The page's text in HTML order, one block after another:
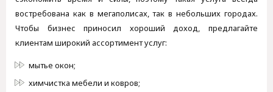
востребована как в мегаполисах, так в небольших городах.
Чтобы бизнес приносил хороший доход, предлагайте
клиентам широкий ассортимент услуг:
мытье окон;
химчистка мебели и ковров;